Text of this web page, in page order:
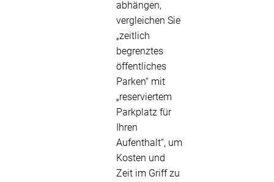
abhängen,
vergleichen Sie
„zeitlich
begrenztes
öffentliches
Parken“ mit
„reserviertem
Parkplatz für
Ihren
Aufenthalt“, um
Kosten und
Zeit im Griff zu